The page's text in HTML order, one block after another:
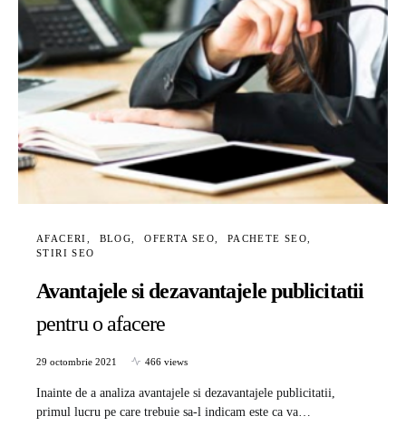
AFACERI BLOG OFERTA SEO
PACHETE SEO
STIRI SEO
Avantajele si dezavantajele publicitatii
pentru o afacere
29 octombrie 2021 466 views
Inainte de a analiza avantajele si dezavantajele publicitatii,
primul lucru pe care trebuie sa-l indicam este ca va…